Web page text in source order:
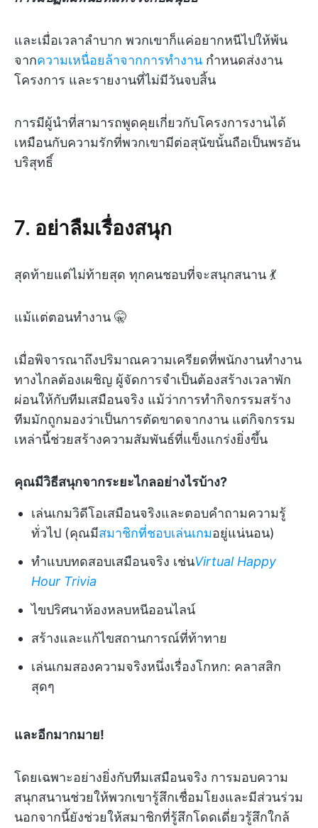
และเมื่อเวลาลำบาก พวกเขาก็แค่อยากหนีไปให้พ้น
จากความเหนื่อยล้าจากการทำงาน กำหนดส่งงาน
โครงการ และรายงานที่ไม่มีวันจบสิ้น
การมีผู้นำที่สามารถพูดคุยเกี่ยวกับโครงการงานได้
เหมือนกับความรักที่พวกเขามีต่อสุนัขนั้นถือเป็นพรอัน
บริสุทธิ์
7. อย่าลืมเรื่องสนุก
สุดท้ายแต่ไม่ท้ายสุด ทุกคนชอบที่จะสนุกสนาน 💃
แม้แต่ตอนทำงาน 🤫
เมื่อพิจารณาถึงปริมาณความเครียดที่พนักงานทำงาน
ทางไกลต้องเผชิญ ผู้จัดการจำเป็นต้องสร้างเวลาพัก
ผ่อนให้กับทีมเสมือนจริง แม้ว่าการทำกิจกรรมสร้าง
ทีมมักถูกมองว่าเป็นการตัดขาดจากงาน แต่กิจกรรม
เหล่านี้ช่วยสร้างความสัมพันธ์ที่แข็งแกร่งยิ่งขึ้น
คุณมีวิธีสนุกจากระยะไกลอย่างไรบ้าง?
เล่นเกมวิดีโอเสมือนจริงและตอบคำถามความรู้
ทั่วไป (คุณมีสมาชิกที่ชอบเล่นเกมอยู่แน่นอน)
ทำแบบทดสอบเสมือนจริง เช่นVirtual Happy
Hour Trivia
ไขปริศนาห้องหลบหนีออนไลน์
สร้างและแก้ไขสถานการณ์ที่ท้าทาย
เล่นเกมสองความจริงหนึ่งเรื่องโกหก: คลาสสิก
สุดๆ
และอีกมากมาย!
โดยเฉพาะอย่างยิ่งกับทีมเสมือนจริง การมอบความ
สนุกสนานช่วยให้พวกเขารู้สึกเชื่อมโยงและมีส่วนร่วม
นอกจากนี้ยังช่วยให้สมาชิกที่รู้สึกโดดเดี่ยวรู้สึกใกล้